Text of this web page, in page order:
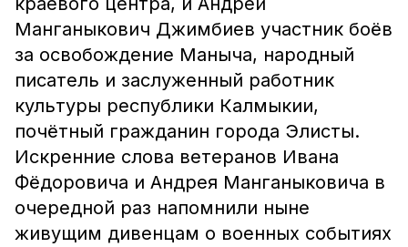
Манганыкович Джимбиев участник боёв
за освобождение Маныча, народный
писатель и заслуженный работник
культуры республики Калмыкии,
почётный гражданин города Элисты.
Искренние слова ветеранов Ивана
Фёдоровича и Андрея Манганыковича в
очередной раз напомнили ныне
живущим дивенцам о военных событиях